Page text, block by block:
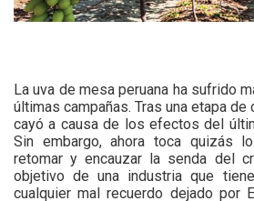
La uva de mesa peruana ha sufrido
últimas campañas. Tras una etapa
cayó a causa de los efectos del
Sin embargo, ahora toca quizás
retomar y encauzar la senda del
objetivo de una industria que
cualquier mal recuerdo dejado por